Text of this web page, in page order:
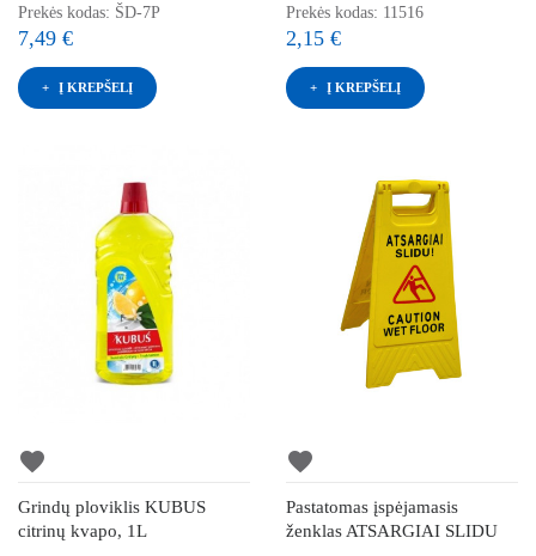
Prekės kodas: ŠD-7P
7,49 €
Į KREPŠELĮ
Prekės kodas: 11516
2,15 €
Į KREPŠELĮ
favorite
Grindų ploviklis KUBUS
citrinų kvapo, 1L
favorite
Pastatomas įspėjamasis
ženklas ATSARGIAI SLIDU